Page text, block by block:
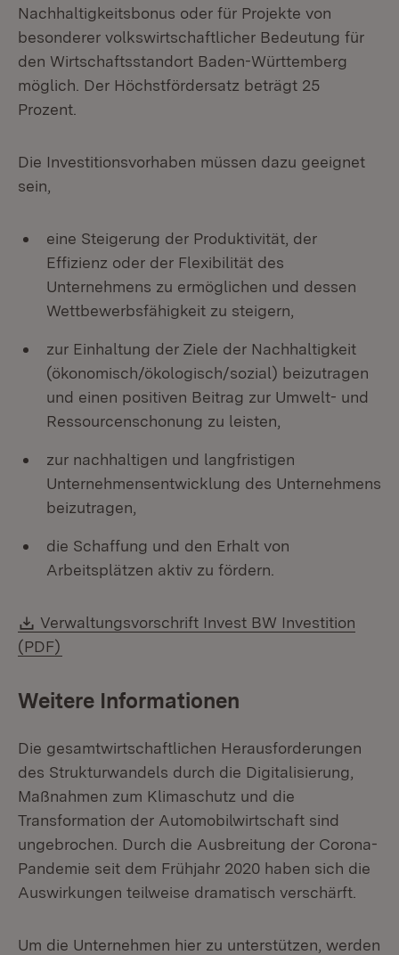
Nachhaltigkeitsbonus oder für Projekte von
besonderer volkswirtschaftlicher Bedeutung für
den Wirtschaftsstandort Baden-Württemberg
möglich. Der Höchstfördersatz beträgt 25
Prozent.
Die Investitionsvorhaben müssen dazu geeignet
sein,
eine Steigerung der Produktivität, der
Effizienz oder der Flexibilität des
Unternehmens zu ermöglichen und dessen
Wettbewerbsfähigkeit zu steigern,
zur Einhaltung der Ziele der Nachhaltigkeit
(ökonomisch/ökologisch/sozial) beizutragen
und einen positiven Beitrag zur Umwelt- und
Ressourcenschonung zu leisten,
zur nachhaltigen und langfristigen
Unternehmensentwicklung des Unternehmens
beizutragen,
die Schaffung und den Erhalt von
Arbeitsplätzen aktiv zu fördern.
Download:
Verwaltungsvorschrift Invest BW Investition
(PDF)
Weitere Informationen
Die gesamtwirtschaftlichen Herausforderungen
des Strukturwandels durch die Digitalisierung,
Maßnahmen zum Klimaschutz und die
Transformation der Automobilwirtschaft sind
ungebrochen. Durch die Ausbreitung der Corona-
Pandemie seit dem Frühjahr 2020 haben sich die
Auswirkungen teilweise dramatisch verschärft.
Um die Unternehmen hier zu unterstützen, werden